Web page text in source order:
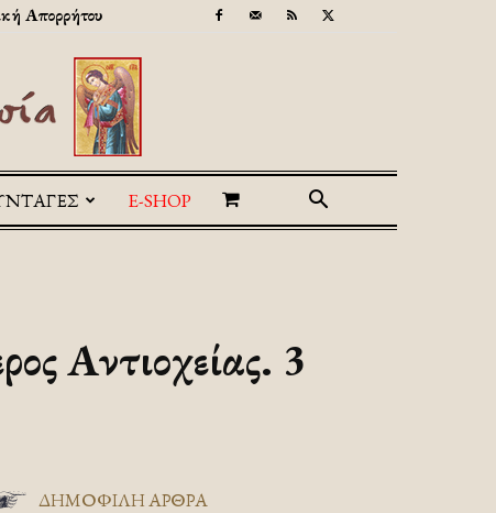
Απορρήτου
E-SHOP
Αντιοχείας. 3
ΔΗΜΟΦΙΛΗ ΑΡΘΡΑ